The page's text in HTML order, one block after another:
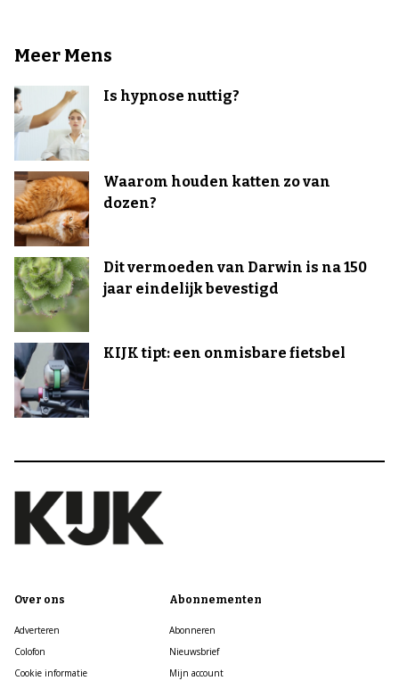
Meer Mens
Is hypnose nuttig?
Waarom houden katten zo van
dozen?
Dit vermoeden van Darwin is na 150
jaar eindelijk bevestigd
KIJK tipt: een onmisbare fietsbel
Over ons
Adverteren
Colofon
Cookie informatie
Abonnementen
Abonneren
Nieuwsbrief
Mijn account